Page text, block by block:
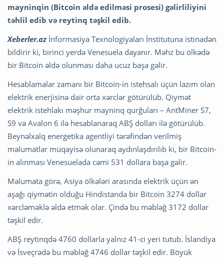
mayninqin (Bitcoin əldə edilməsi prosesi) gəlirliliyini
təhlil edib və reytinq təşkil edib.
Xeberler.az İnformasiya Texnologiyaları İnstitutuna istinadən
bildirir ki, birinci yerdə Venesuela dayanır. Məhz bu ölkədə
bir Bitcoin əldə olunması daha ucuz başa gəlir.
Hesablamalar zamanı bir Bitcoin-in istehsalı üçün lazım olan
elektrik enerjisinə dair orta xərclər götürülüb. Qiymət
elektrik istehlakı məşhur mayninq qurğuları – AntMiner S7,
S9 və Avalon 6 ilə hesablanaraq ABŞ dolları ilə götürülüb.
Beynəlxalq energetika agentliyi tərəfindən verilmiş
məlumatlar müqayisə olunaraq aydınlaşdırılıb ki, bir Bitcoin-
in alınması Venesuelada cəmi 531 dollara başa gəlir.
Məlumata görə, Asiya ölkələri arasında elektrik üçün ən
aşağı qiymətin olduğu Hindistanda bir Bitcoin 3274 dollar
xərcləməklə əldə etmək olar. Çində bu məbləğ 3172 dollar
təşkil edir.
ABŞ reytinqdə 4760 dollarla yalnız 41-ci yeri tutub. İslandiya
və İsveçrədə bu məbləğ 4746 dollar təşkil edir. Böyük